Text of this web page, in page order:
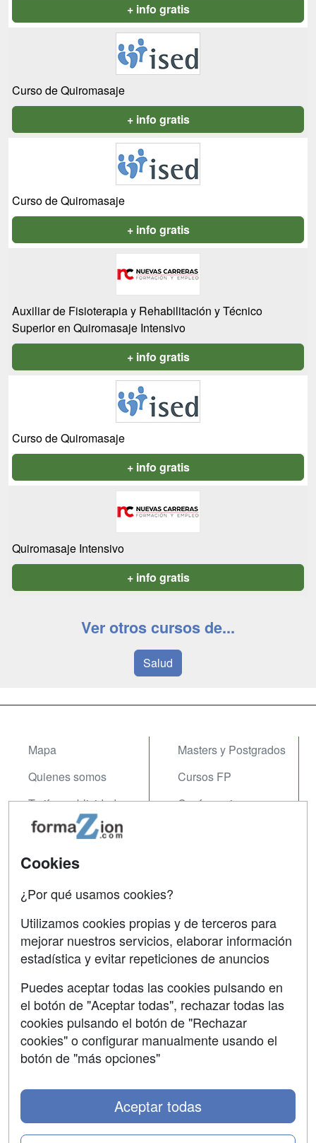
+ info gratis
Curso de Quiromasaje
+ info gratis
Curso de Quiromasaje
+ info gratis
Auxiliar de Fisioterapia y Rehabilitación y Técnico
Superior en Quiromasaje Intensivo
+ info gratis
Curso de Quiromasaje
+ info gratis
Quiromasaje Intensivo
+ info gratis
Ver otros cursos de...
Salud
Mapa
Quienes somos
Tarifas publicidad
Acceso Usuarios
Acceso Centros
Masters y Postgrados
Cursos FP
Conferencias
Contactar
Confidencialidad
Aviso legal
Copyleft
Cookies
¿Por qué usamos cookies?
Utilizamos cookies propias y de terceros para
mejorar nuestros servicios, elaborar información
estadística y evitar repeticiones de anuncios
Puedes aceptar todas las cookies pulsando en
el botón de "Aceptar todas", rechazar todas las
cookies pulsando el botón de "Rechazar
cookies" o configurar manualmente usando el
botón de "más opciones"
Aceptar todas